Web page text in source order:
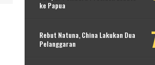
ke Papua
Rebut Natuna, China Lakukan Dua
Pelanggaran